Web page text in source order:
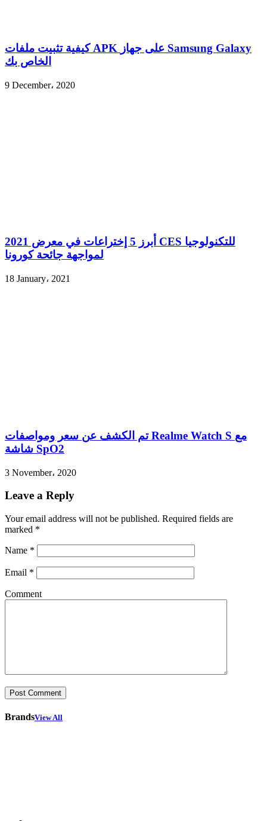
كيفية تثبيت ملفات APK على جهاز Samsung Galaxy
الخاص بك
9 December، 2020
أبرز 5 إختراعات في معرض 2021 CES للتكنولوجيا
لمواجهة جائحة كورونا
18 January، 2021
تم الكشف عن سعر ومواصفات Realme Watch S مع
شاشة SpO2
3 November، 2020
Leave a Reply
Your email address will not be published. Required fields are
marked *
Name *
Email *
Comment
BrandsView All